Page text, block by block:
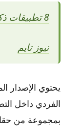
8 تطبيقات ذكية ربما لم تسمع بها من قبل
نيوز تايم
يحتوي الإصدار
بمجموعة من